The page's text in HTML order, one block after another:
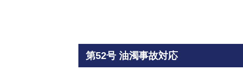
第52号 油濁事故対応